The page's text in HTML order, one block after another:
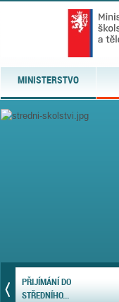
MINISTERSTVO
PŘIJÍMÁNÍ DO
STŘEDNÍHO...